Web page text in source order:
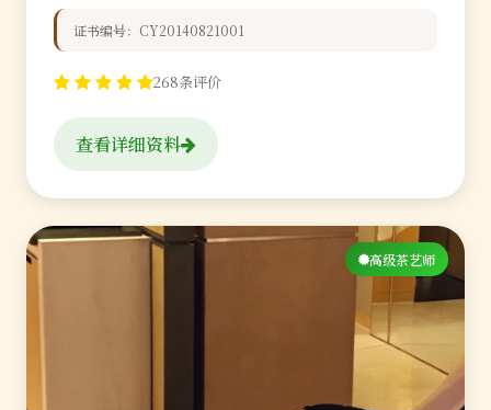
证书编号：CY20140821001
268条评价
查看详细资料
高级茶艺师